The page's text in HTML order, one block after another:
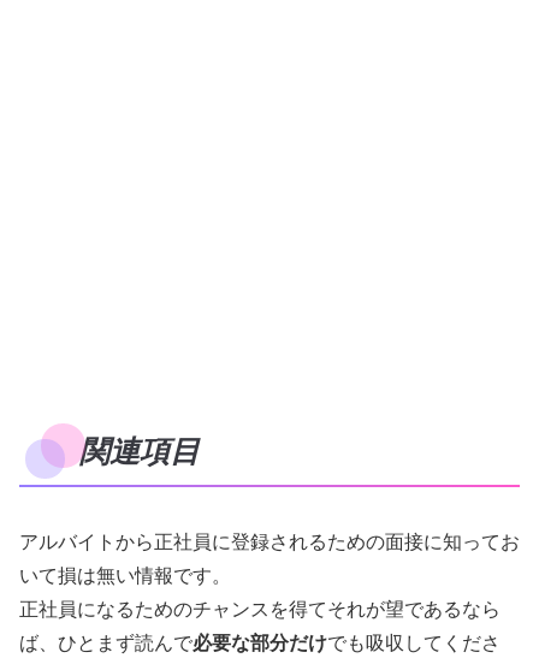
関連項目
アルバイトから正社員に登録されるための面接に知ってお
いて損は無い情報です。
正社員になるためのチャンスを得てそれが望であるなら
ば、ひとまず読んで必要な部分だけでも吸収してくださ